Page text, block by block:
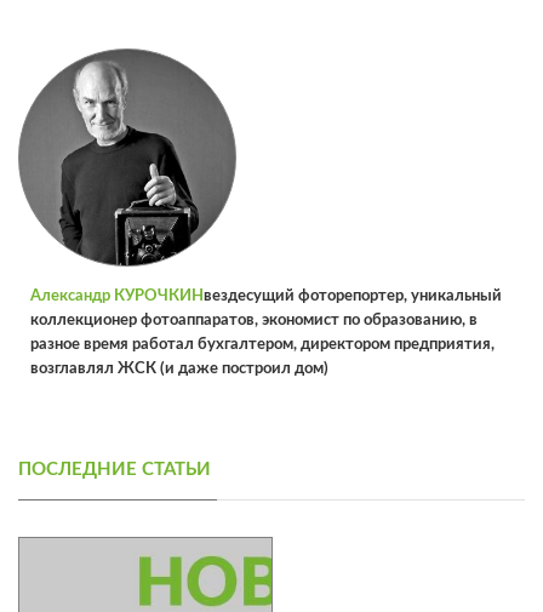
Александр КУРОЧКИНвездесущий фоторепортер, уникальный
коллекционер фотоаппаратов, экономист по образованию, в
разное время работал бухгалтером, директором предприятия,
возглавлял ЖСК (и даже построил дом)
ПОСЛЕДНИЕ СТАТЬИ